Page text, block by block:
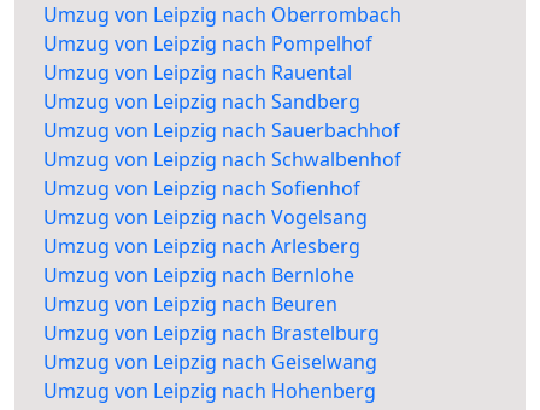
Umzug von Leipzig nach Oberrombach
Umzug von Leipzig nach Pompelhof
Umzug von Leipzig nach Rauental
Umzug von Leipzig nach Sandberg
Umzug von Leipzig nach Sauerbachhof
Umzug von Leipzig nach Schwalbenhof
Umzug von Leipzig nach Sofienhof
Umzug von Leipzig nach Vogelsang
Umzug von Leipzig nach Arlesberg
Umzug von Leipzig nach Bernlohe
Umzug von Leipzig nach Beuren
Umzug von Leipzig nach Brastelburg
Umzug von Leipzig nach Geiselwang
Umzug von Leipzig nach Hohenberg